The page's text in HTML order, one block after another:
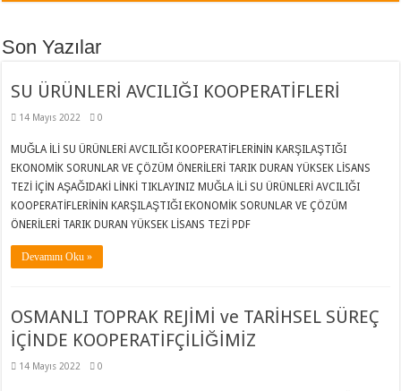
Son Yazılar
SU ÜRÜNLERİ AVCILIĞI KOOPERATİFLERİ
14 Mayıs 2022 0
MUĞLA İLİ SU ÜRÜNLERİ AVCILIĞI KOOPERATİFLERİNİN KARŞILAŞTIĞI
EKONOMİK SORUNLAR VE ÇÖZÜM ÖNERİLERİ TARIK DURAN YÜKSEK LİSANS
TEZİ İÇİN AŞAĞIDAKİ LİNKİ TIKLAYINIZ MUĞLA İLİ SU ÜRÜNLERİ AVCILIĞI
KOOPERATİFLERİNİN KARŞILAŞTIĞI EKONOMİK SORUNLAR VE ÇÖZÜM
ÖNERİLERİ TARIK DURAN YÜKSEK LİSANS TEZİ PDF
Devamını Oku »
OSMANLI TOPRAK REJİMİ ve TARİHSEL SÜREÇ
İÇİNDE KOOPERATİFÇİLİĞİMİZ
14 Mayıs 2022 0